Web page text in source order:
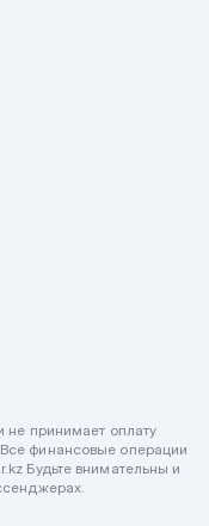
не принимает оплату
финансовые операции
Будьте внимательны и